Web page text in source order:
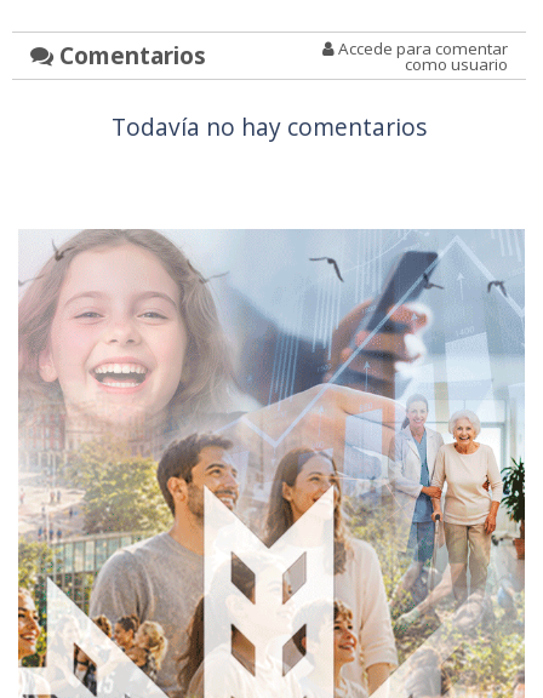
Comentarios Accede para comentar
como usuario
Todavía no hay comentarios